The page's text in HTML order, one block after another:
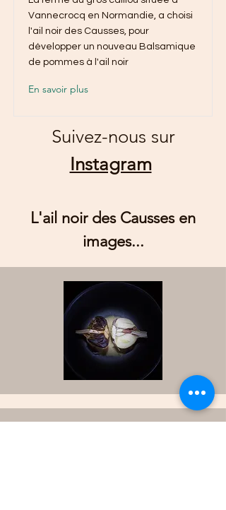
Vannecrocq en Normandie, a choisi
l'ail noir des Causses, pour
développer un nouveau Balsamique
de pommes à l'ail noir
En savoir plus
Suivez-nous sur
Instagram
L'ail noir des Causses en
images...